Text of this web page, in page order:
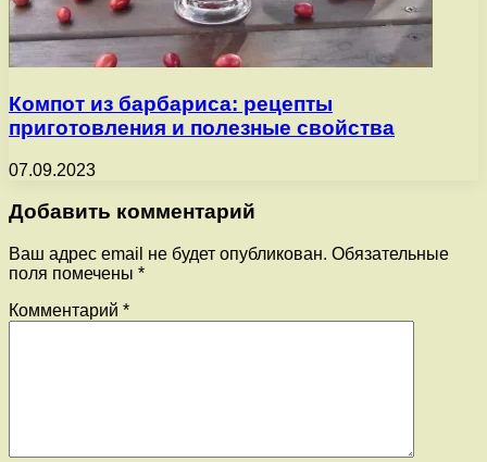
Компот из барбариса: рецепты
приготовления и полезные свойства
07.09.2023
Добавить комментарий
Ваш адрес email не будет опубликован. Обязательные
поля помечены *
Комментарий *